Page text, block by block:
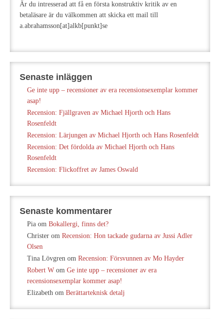
Är du intresserad att få en första konstruktiv kritik av en
betaläsare är du välkommen att skicka ett mail till
a.abrahamsson[at]alkb[punkt]se
Senaste inläggen
Ge inte upp – recensioner av era recensionsexemplar kommer
asap!
Recension: Fjällgraven av Michael Hjorth och Hans
Rosenfeldt
Recension: Lärjungen av Michael Hjorth och Hans Rosenfeldt
Recension: Det fördolda av Michael Hjorth och Hans
Rosenfeldt
Recension: Flickoffret av James Oswald
Senaste kommentarer
Pia om Bokallergi, finns det?
Christer om Recension: Hon tackade gudarna av Jussi Adler
Olsen
Tina Lövgren om Recension: Försvunnen av Mo Hayder
Robert W om Ge inte upp – recensioner av era
recensionsexemplar kommer asap!
Elizabeth om Berättarteknisk detalj